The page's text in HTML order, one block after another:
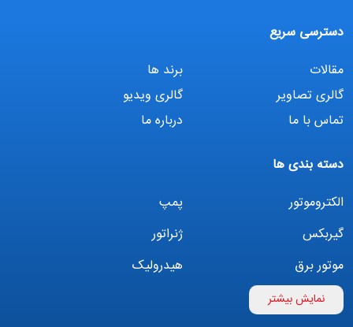
دسترسی سریع
مقالات
برند ها
گالری تصاویر
گالری ویدیو
تماس با ما
درباره ما
دسته بندی ها
الکتروموتور
پمپ
گیربکس
ژنراتور
موتور برق
هیدرولیک
اینورترنمایش بیشتر